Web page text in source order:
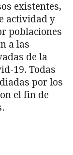
existentes,
actividad y
poblaciones
a las
de la
19. Todas
por los
el fin de